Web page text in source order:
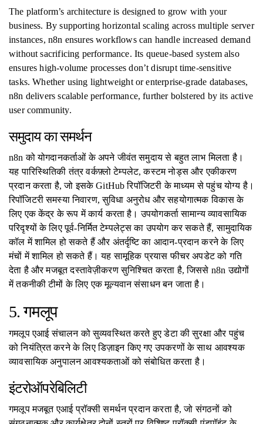
The platform’s architecture is designed to grow with your
business. By supporting horizontal scaling across multiple server
instances, n8n ensures workflows can handle increased demand
without sacrificing performance. Its queue-based system also
ensures high-volume processes don’t disrupt time-sensitive
tasks. Whether using lightweight or enterprise-grade databases,
n8n delivers scalable performance, further bolstered by its active
user community.
समुदाय का समर्थन
n8n को योगदानकर्ताओं के अपने जीवंत समुदाय से बहुत लाभ मिलता है।
यह पारिस्थितिकी तंत्र वर्कफ़्लो टेम्पलेट, कस्टम नोड्स और एकीकरण
प्रदान करता है, जो इसके GitHub रिपॉजिटरी के माध्यम से पहुंच योग्य है।
रिपॉजिटरी समस्या निवारण, सुविधा अनुरोध और सहयोगात्मक विकास के
लिए एक केंद्र के रूप में कार्य करता है। उपयोगकर्ता सामान्य व्यावसायिक
परिदृश्यों के लिए पूर्व-निर्मित टेम्पलेट्स का उपयोग कर सकते हैं, सामुदायिक
कॉल में शामिल हो सकते हैं और अंतर्दृष्टि का आदान-प्रदान करने के लिए
मंचों में शामिल हो सकते हैं। यह सामूहिक प्रयास फीचर अपडेट को गति
देता है और मजबूत दस्तावेज़ीकरण सुनिश्चित करता है, जिससे n8n उद्योगों
में तकनीकी टीमों के लिए एक मूल्यवान संसाधन बन जाता है।
5. गमलूप
गमलूप एआई संचालन को सुव्यवस्थित करते हुए डेटा की सुरक्षा और पहुंच
को नियंत्रित करने के लिए डिज़ाइन किए गए उपकरणों के साथ आवश्यक
व्यावसायिक अनुपालन आवश्यकताओं को संबोधित करता है।
इंटरोऑपरेबिलिटी
गमलूप मजबूत एआई प्रॉक्सी समर्थन प्रदान करता है, जो संगठनों को